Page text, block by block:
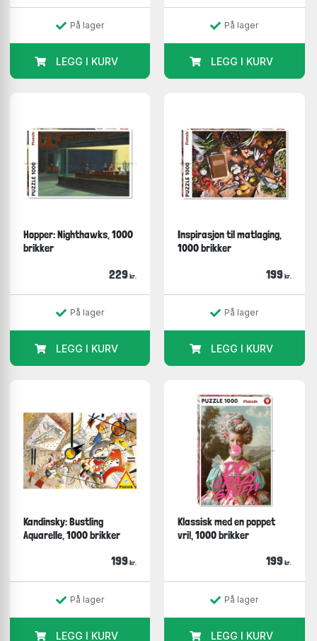
På lager
LEGG I KURV
På lager
LEGG I KURV
Hopper: Nighthawks, 1000
brikker
229 kr.
På lager
LEGG I KURV
Inspirasjon til matlaging,
1000 brikker
199 kr.
På lager
LEGG I KURV
Kandinsky: Bustling
Aquarelle, 1000 brikker
199 kr.
På lager
LEGG I KURV
Klassisk med en poppet
vri!, 1000 brikker
199 kr.
På lager
LEGG I KURV